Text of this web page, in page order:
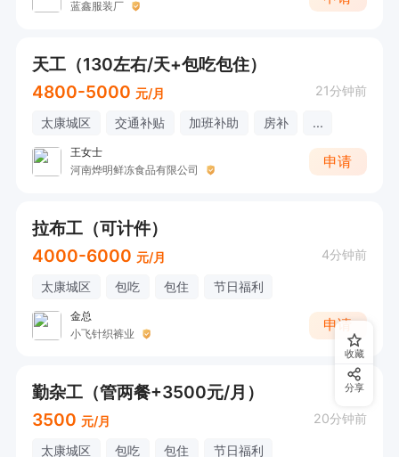
蓝鑫服装厂
天工（130左右/天+包吃包住）
4800-5000 元/月 21分钟前
太康城区 交通补贴 加班补助 房补 ...
王女士
河南烨明鲜冻食品有限公司
申请
拉布工（可计件）
4000-6000 元/月 4分钟前
太康城区 包吃 包住 节日福利
金总
小飞针织裤业
申请
勤杂工（管两餐+3500元/月）
3500 元/月 20分钟前
太康城区 包吃 包住 节日福利
收藏
分享